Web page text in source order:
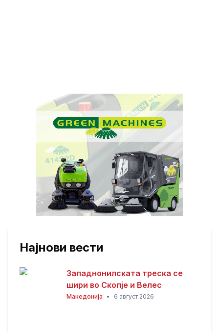
Најнови вести
Западнонилската треска се
шири во Скопје и Велес
Македонија • 6 август 2026